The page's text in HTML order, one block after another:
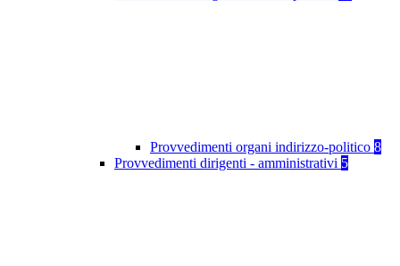
Provvedimenti organi indirizzo-politico 8
Provvedimenti dirigenti - amministrativi 5